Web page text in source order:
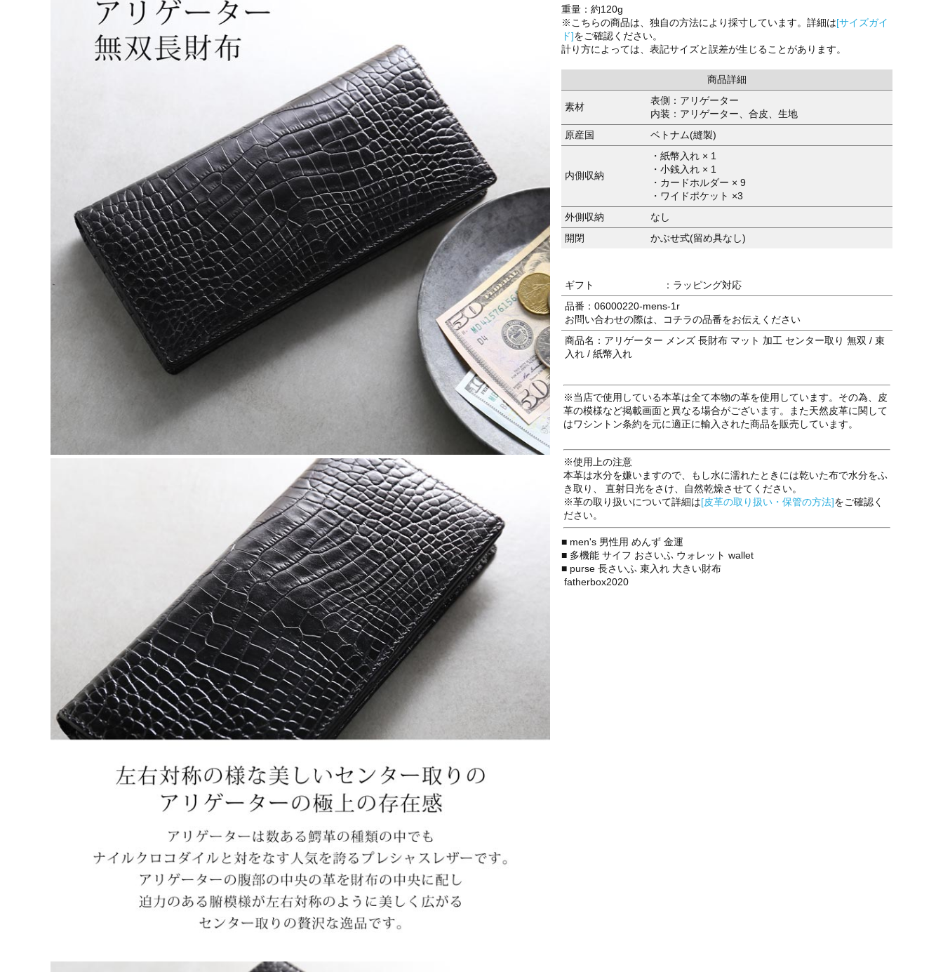
重量：約120g
※こちらの商品は、独自の方法により採寸しています。詳細は[サイズガイ
ド]をご確認ください。
計り方によっては、表記サイズと誤差が生じることがあります。
商品詳細
素材
表側：アリゲーター
内装：アリゲーター、合皮、生地
原産国
ベトナム(縫製)
内側収納
・紙幣入れ × 1
・小銭入れ × 1
・カードホルダー × 9
・ワイドポケット ×3
外側収納
なし
開閉
かぶせ式(留め具なし)
ギフト
：ラッピング対応
品番：06000220-mens-1r
お問い合わせの際は、コチラの品番をお伝えください
商品名：アリゲーター メンズ 長財布 マット 加工 センター取り 無双 / 束
入れ / 紙幣入れ
※当店で使用している本革は全て本物の革を使用しています。その為、皮
革の模様など掲載画面と異なる場合がございます。また天然皮革に関して
はワシントン条約を元に適正に輸入された商品を販売しています。
※使用上の注意
本革は水分を嫌いますので、もし水に濡れたときには乾いた布で水分をふ
き取り、 直射日光をさけ、自然乾燥させてください。
※革の取り扱いについて詳細は[皮革の取り扱い・保管の方法]をご確認く
ださい。
■ men's 男性用 めんず 金運
■ 多機能 サイフ おさいふ ウォレット wallet
■ purse 長さいふ 束入れ 大きい財布
fatherbox2020